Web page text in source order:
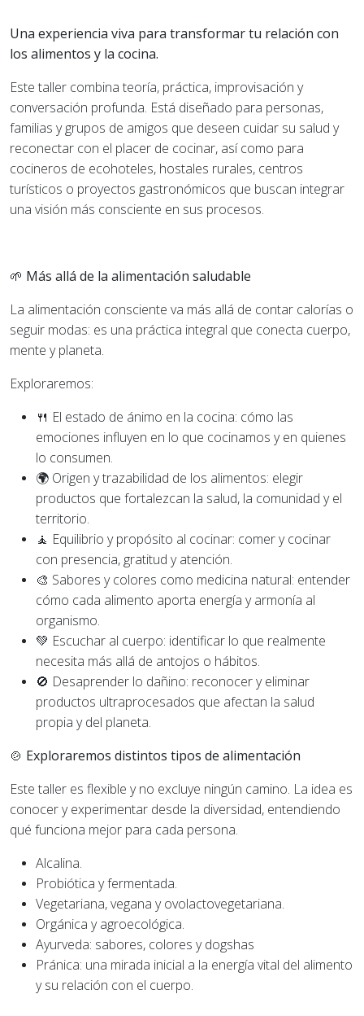
Una experiencia viva para transformar tu relación con
los alimentos y la cocina.
Este taller combina teoría, práctica, improvisación y
conversación profunda. Está diseñado para personas,
familias y grupos de amigos que deseen cuidar su salud y
reconectar con el placer de cocinar, así como para
cocineros de ecohoteles, hostales rurales, centros
turísticos o proyectos gastronómicos que buscan integrar
una visión más consciente en sus procesos.
🌱 Más allá de la alimentación saludable
La alimentación consciente va más allá de contar calorías o
seguir modas: es una práctica integral que conecta cuerpo,
mente y planeta.
Exploraremos:
🍴 El estado de ánimo en la cocina: cómo las
emociones influyen en lo que cocinamos y en quienes
lo consumen.
🌍 Origen y trazabilidad de los alimentos: elegir
productos que fortalezcan la salud, la comunidad y el
territorio.
🧘 Equilibrio y propósito al cocinar: comer y cocinar
con presencia, gratitud y atención.
🎨 Sabores y colores como medicina natural: entender
cómo cada alimento aporta energía y armonía al
organismo.
💚 Escuchar al cuerpo: identificar lo que realmente
necesita más allá de antojos o hábitos.
🚫 Desaprender lo dañino: reconocer y eliminar
productos ultraprocesados que afectan la salud
propia y del planeta.
🍲 Exploraremos distintos tipos de alimentación
Este taller es flexible y no excluye ningún camino. La idea es
conocer y experimentar desde la diversidad, entendiendo
qué funciona mejor para cada persona.
Alcalina.
Probiótica y fermentada.
Vegetariana, vegana y ovolactovegetariana.
Orgánica y agroecológica.
Ayurveda: sabores, colores y dogshas
Pránica: una mirada inicial a la energía vital del alimento
y su relación con el cuerpo.